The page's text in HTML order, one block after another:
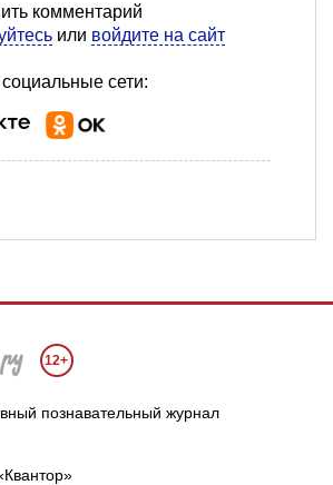
комментарий
или войдите на сайт
сети:
12+
познавательный журнал